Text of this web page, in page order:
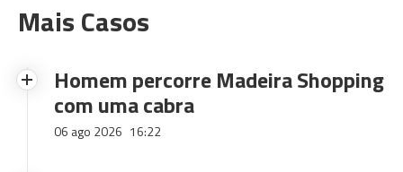
Mais Casos
Homem percorre Madeira Shopping
com uma cabra
06 ago 2026 16:22